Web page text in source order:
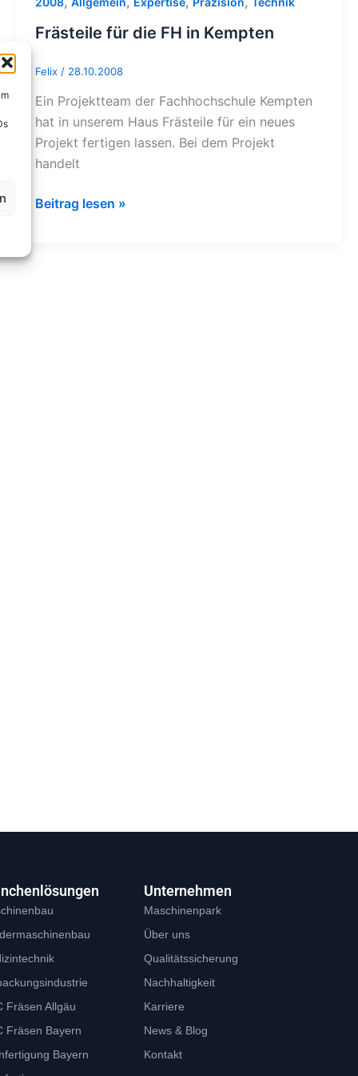
Frästeile für die FH in Kempten
Felix / 28.10.2008
Ein Projektteam der Fachhochschule Kempten
hat in unserem Haus Frästeile für ein neues
Projekt fertigen lassen. Bei dem Projekt
handelt
Beitrag lesen »
Fräsen Allgäu
Fräsen Bayern
Bayern
Unternehmen
Maschinenpark
Über uns
Qualitätssicherung
Nachhaltigkeit
Karriere
News & Blog
Kontakt